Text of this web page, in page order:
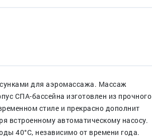
для аэромассажа. Массаж
СПА-бассейна изготовлен из прочного
стиле и прекрасно дополнит
встроенному автоматическому насосу.
40°C, независимо от времени года.